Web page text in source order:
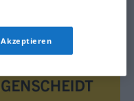
Akzeptieren